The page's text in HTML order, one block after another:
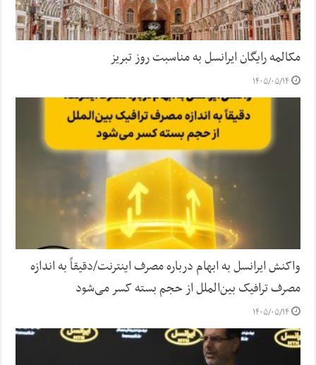
مکالمه رایگان ایرانسل به مناسبت روز تبریز
۱۴۰۵/۰۵/۱۴
واکنش ایرانسل به ابهام درباره مصرف اینترنت/دقیقاً به اندازه
مصرف ترافیک بین‌الملل از حجم بسته کسر می‌شود
۱۴۰۵/۰۵/۱۴